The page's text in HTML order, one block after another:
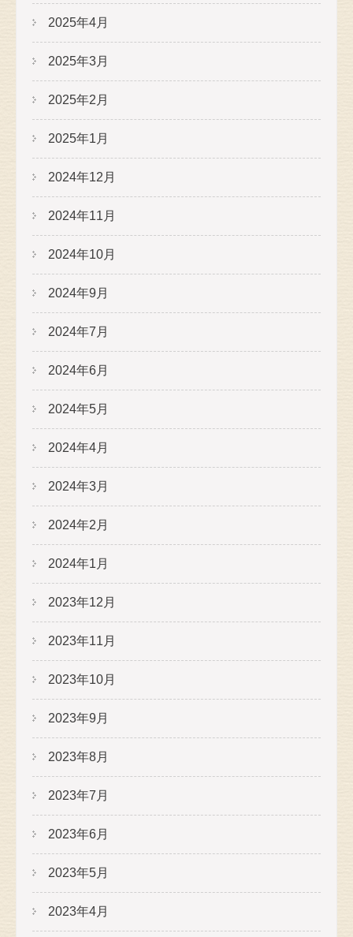
2025年4月
2025年3月
2025年2月
2025年1月
2024年12月
2024年11月
2024年10月
2024年9月
2024年7月
2024年6月
2024年5月
2024年4月
2024年3月
2024年2月
2024年1月
2023年12月
2023年11月
2023年10月
2023年9月
2023年8月
2023年7月
2023年6月
2023年5月
2023年4月